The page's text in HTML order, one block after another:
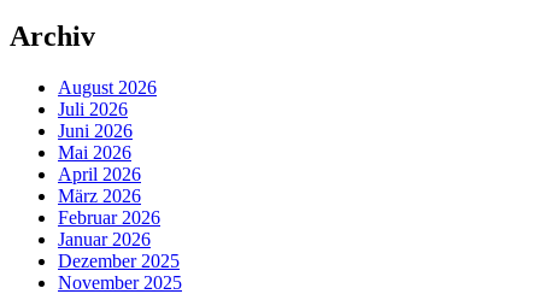
Archiv
August 2026
Juli 2026
Juni 2026
Mai 2026
April 2026
März 2026
Februar 2026
Januar 2026
Dezember 2025
November 2025